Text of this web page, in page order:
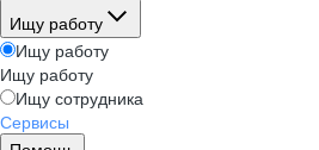
Ищу работу
Ищу работу
Ищу работу
Ищу сотрудника
Сервисы